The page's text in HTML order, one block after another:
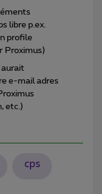
libre p.ex.
profile
Proximus)
aurait
e-mail adres
etc.)
cps